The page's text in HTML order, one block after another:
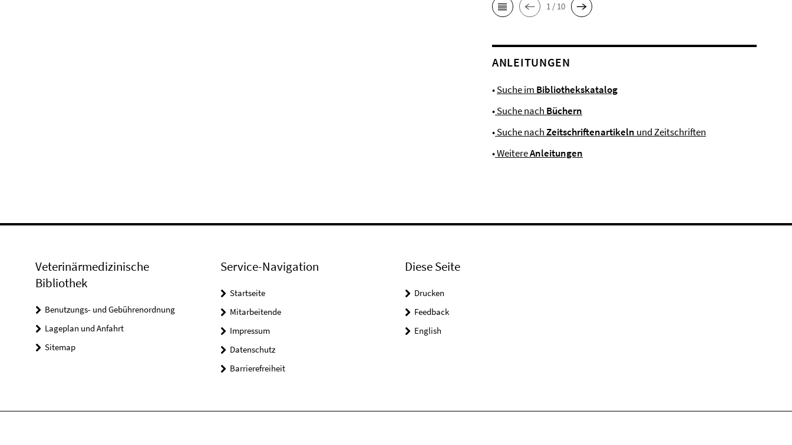
1 / 10
ANLEITUNGEN
•Suche im Bibliothekskatalog
•Suche nach Büchern
•Suche nachZeitschriftenartikeln und Zeitschriften
•WeitereAnleitungen
Veterinärmedizinische
Bibliothek
Benutzungs- und Gebührenordnung
Lageplan und Anfahrt
Sitemap
Service-Navigation
Startseite
Mitarbeitende
Impressum
Datenschutz
Barrierefreiheit
Diese Seite
Drucken
Feedback
English